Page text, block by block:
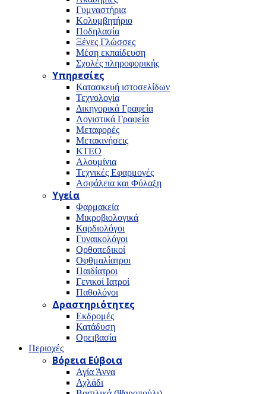
Γυμναστήρια
Κολυμβητήριο
Ποδηλασία
Ξένες Γλώσσες
Μέση εκπαίδευση
Σχολές πληροφορικής
Υπηρεσίες
Κατασκευή ιστοσελίδων
Τεχνολογία
Δικηγορικά Γραφεία
Λογιστικά Γραφεία
Μεταφορές
Μετακινήσεις
ΚΤΕΟ
Αλουμίνια
Τεχνικές Εφαρμογές
Ασφάλεια και Φύλαξη
Υγεία
Φαρμακεία
Μικροβιολογικά
Καρδιολόγοι
Γυναικολόγοι
Ορθοπεδικοί
Οφθμαλίατροι
Παιδίατροι
Γενικοί Ιατροί
Παθολόγοι
Δραστηριότητες
Εκδρομές
Κατάδυση
Ορειβασία
Περιοχές
Βόρεια Εύβοια
Αγία Άννα
Αχλάδι